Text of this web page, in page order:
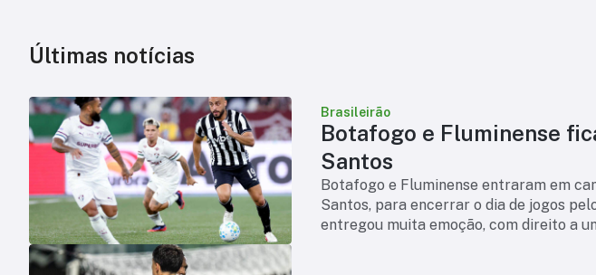
Últimas notícias
Brasileirão
Botafogo e Fluminense
Santos
Botafogo e Fluminense entraram em
Santos, para encerrar o dia de jogos
entregou muita emoção, com direito a